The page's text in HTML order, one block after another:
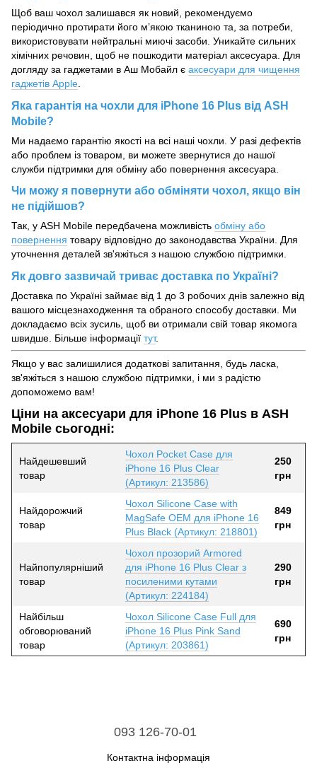
Щоб ваш чохол залишався як новий, рекомендуємо
періодично протирати його м’якою тканиною та, за потреби,
використовувати нейтральні миючі засоби. Уникайте сильних
хімічних речовин, щоб не пошкодити матеріал аксесуара. Для
догляду за гаджетами в Аш Мобайл є аксесуари для чищення
гаджетів Apple
Яка гарантія на чохли для iPhone 16 Plus від ASH
Mobile?
Ми надаємо гарантію якості на всі наші чохли. У разі дефектів
або проблем із товаром, ви можете звернутися до нашої
служби підтримки для обміну або повернення аксесуара.
Чи можу я повернути або обміняти чохол, якщо він
не підійшов?
Так, у ASH Mobile передбачена можливість обміну або
повернення товару відповідно до законодавства України. Для
уточнення деталей зв'яжіться з нашою службою підтримки.
Як довго зазвичай триває доставка по Україні?
Доставка по Україні займає від 1 до 3 робочих днів залежно від
вашого місцезнаходження та обраного способу доставки. Ми
докладаємо всіх зусиль, щоб ви отримали свій товар якомога
швидше. Більше інформації тут.
Якщо у вас залишилися додаткові запитання, будь ласка,
зв'яжіться з нашою службою підтримки, і ми з радістю
допоможемо вам!
Ціни на аксесуари для iPhone 16 Plus в ASH
Mobile сьогодні:
Найдешевший
товар
Чохол Pocket Case для
iPhone 16 Plus Clear
(Артикул: 213586)
250
грн
Найдорожчий
товар
Чохол Silicone Case with
MagSafe OEM для iPhone 16
Plus Black (Артикул: 218801)
849
грн
Найпопулярніший
товар
Чохол прозорий Armored
для iPhone 16 Plus Clear з
посиленими кутами
(Артикул: 224184)
290
грн
Найбільш
обговорюваний
товар
Чохол Silicone Case Full для
iPhone 16 Plus Pink Sand
(Артикул: 203861)
690
грн
093 126-70-01
Контактна інформація